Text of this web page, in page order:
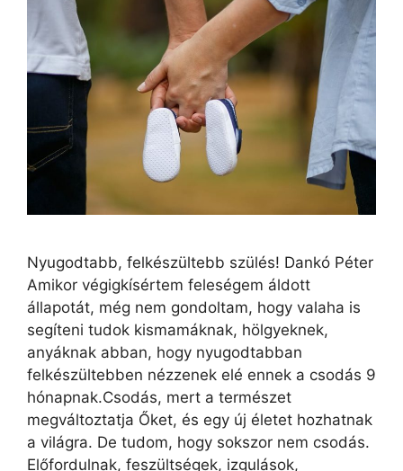
Nyugodtabb, felkészültebb szülés! Dankó Péter
Amikor végigkísértem feleségem áldott
állapotát, még nem gondoltam, hogy valaha is
segíteni tudok kismamáknak, hölgyeknek,
anyáknak abban, hogy nyugodtabban
felkészültebben nézzenek elé ennek a csodás 9
hónapnak.Csodás, mert a természet
megváltoztatja Őket, és egy új életet hozhatnak
a világra. De tudom, hogy sokszor nem csodás.
Előfordulnak, feszültségek, izgulások,